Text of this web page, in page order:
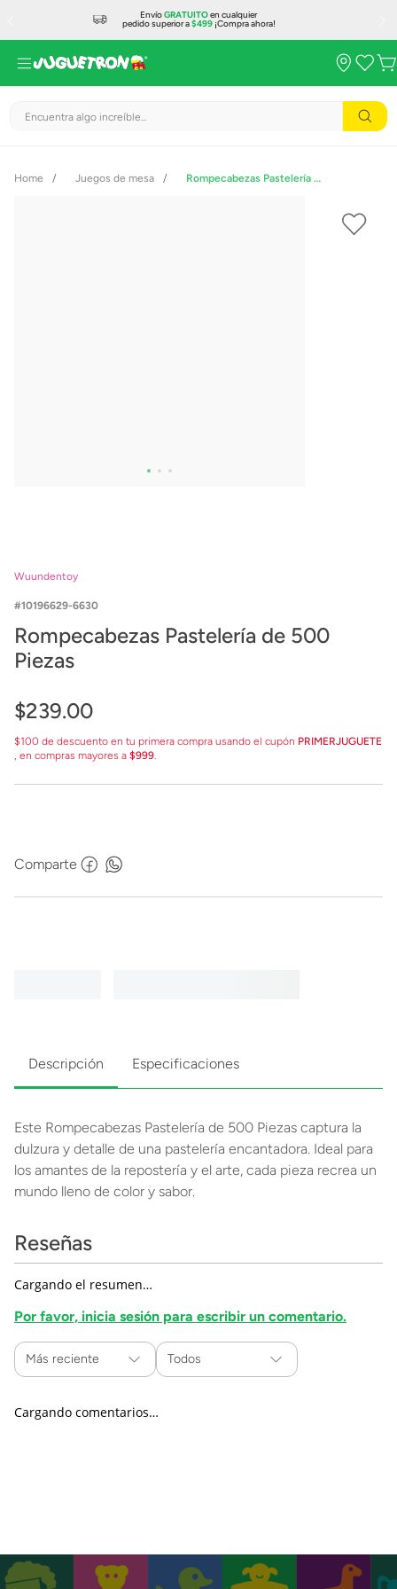
EnvíoGRATUITOen cualquier
pedido superior a$499¡Compra ahora!
Encuentra algo increíble...
Juegos de mesa Rompecabezas Pastelería de 500 Piezas
Wuundentoy
10196629-6630
Rompecabezas Pastelería de 500
Piezas
$239.00
$100 de descuento en tu primera compra usando el cupón PRIMERJUGUETE
, en compras mayores a $999.
Comparte
Descripción Especificaciones
Este Rompecabezas Pastelería de 500 Piezas captura la
dulzura y detalle de una pastelería encantadora. Ideal para
los amantes de la repostería y el arte, cada pieza recrea un
mundo lleno de color y sabor.
Reseñas
Cargando el resumen…
Por favor, inicia sesión para escribir un comentario.
Más reciente Todos
Cargando comentarios…